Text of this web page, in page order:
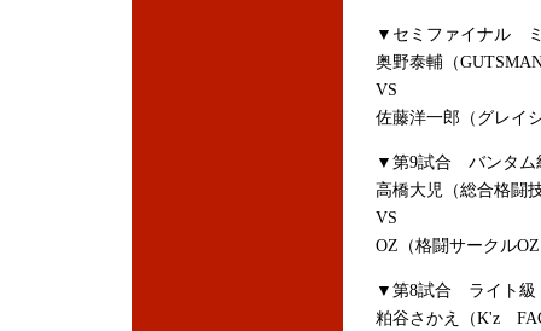
▼セミファイナル
奥野泰輔（
VS
佐藤洋一郎（グレイ
▼第9試合 バンタ
高橋大児（総合格闘
VS
OZ（格闘サークル
▼第8試合 ライト
粕谷さかえ（K'z